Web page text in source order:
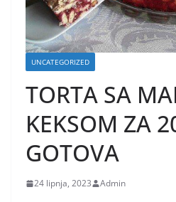
UNCATEGORIZED
TORTA SA
KEKSOM ZA
GOTOVA
24 lipnja, 2023 Admin